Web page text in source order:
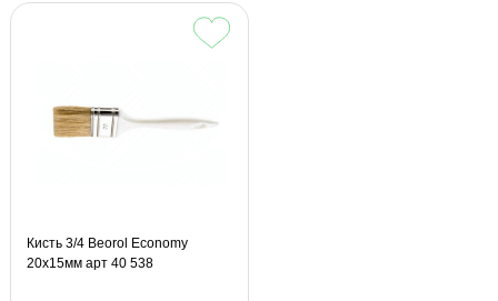
Кисть 3/4 Beorol Economy
20х15мм арт 40 538